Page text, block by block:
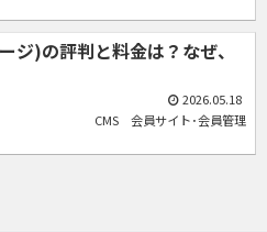
ジ)の評判と料金は？なぜ、
2026.05.18
CMS
会員サイト･会員管理